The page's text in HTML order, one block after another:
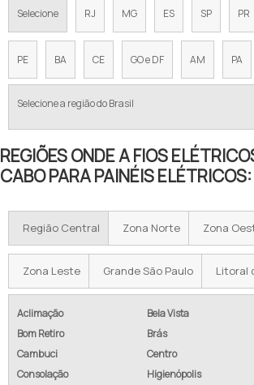
Selecione RJ MG ES SP PR
PE BA CE GO e DF AM PA
Selecione a região do Brasil
REGIÕES ONDE A FIOS
CABO PARA PAINÉIS ELÉTRICOS:
Região Central Zona Norte Zona
Zona Leste Grande São Paulo Litoral
Aclimação
Bela Vista
Bom Retiro
Brás
Cambuci
Centro
Consolação
Higienópolis